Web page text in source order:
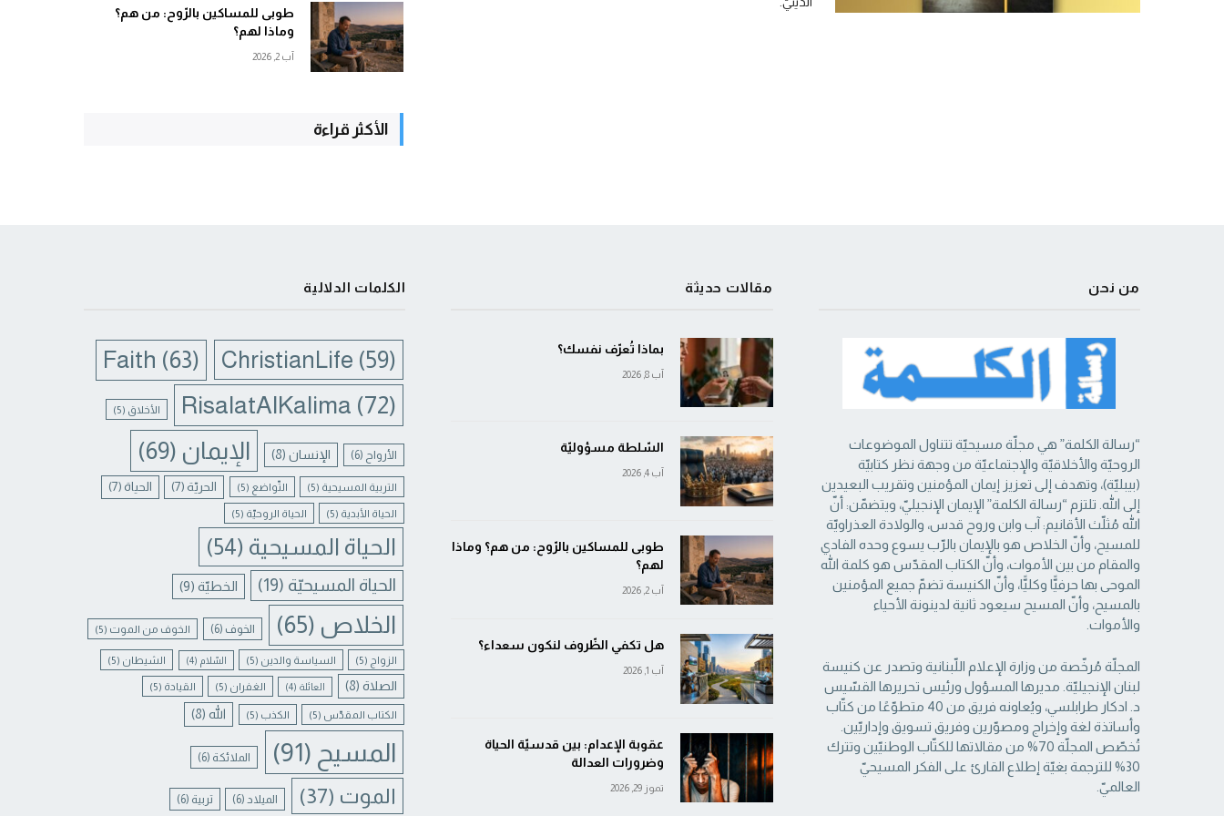
طوبى للمساكين بالرّوح: من هم؟
وماذا لهم؟
آب 2, 2026
الأكثر قراءة
من نحن
“رسالة الكلمة” هي مجلّة مسيحيّة تتناول الموضوعات
الروحيّة والأخلاقيّة والإجتماعيّة من ‏وجهة نظر كتابيّة
(بيبليّة)، وتهدف إلى تعزيز إيمان المؤمنين وتقريب البعيدين
إلى الله. تلتزم “رسالة ‏الكلمة” الإيمان الإنجيليّ، ويتضمّن: أنّ
الله مُثلّث الأقانيم: آب وابن وروح قدس، والولادة العذراويّة
‏للمسيح، وأنّ الخلاص هو بالإيمان بالرّب يسوع وحده الفادي
والمقام من بين الأموات، وأنّ الكتاب ‏المقدّس هو كلمة الله
الموحى بها حرفيًّا وكليًّا، وأنّ الكنيسة تضمّ جميع المؤمنين
بالمسيح، وأنّ المسيح ‏سيعود ثانية لدينونة الأحياء
والأموات. ‏
المجلّة مُرخّصة من وزارة الإعلام اللّبنانية وتصدر عن كنيسة
لبنان الإنجيليّة. مديرها المسؤول ‏ورئيس تحريرها القسّيس
د. ادكار طرابلسي، ويُعاونه فريق من 40 متطوّعًا من كتّاب
وأساتذة لغة ‏وإخراج ومصوّرين وفريق تسويق وإداريّين.
تُخصّص المجلّة 70% من مقالاتها للكتّاب الوطنيّين ‏وتترك
30% للترجمة بغيّة إطلاع القارئ على الفكر المسيحيّ
العالميّ.‏
مقالات حديثة
بماذا تُعرّف نفسك؟
آب 8, 2026
السّلطة مسؤوليّة
آب 4, 2026
طوبى للمساكين بالرّوح: من هم؟ وماذا
لهم؟
آب 2, 2026
هل تكفي الظّروف لنكون سعداء؟
آب 1, 2026
عقوبة الإعدام: بين قدسيّة الحياة
وضرورات العدالة
تموز 29, 2026
الكلمات الدلالية
ChristianLife (59)
Faith (63)
RisalatAlKalima (72) الأخلاق (5)
الأرواح (6) الإنسان(8) الإيمان (69)
التربية المسيحية (5) التّواضع (5) الحريّة (7) الحياة (7)
الحياة الأبدية (5) الحياة الروحيّة (5)
الحياة المسيحية (54)
الحياة المسيحيّة (19) الخطيّة(9)
الخلاص (65) الخوف (6) الخوف من الموت (5)
الزواج (5) السياسة والدين (5) السّلام (4) الشيطان (5)
الصلاة (8) العائلة (4) الغفران (5) القيادة (5)
الكتاب المقدّس (5) الكذب (5) الله(8)
المسيح (91) الملائكة (6)
الموت (37) الميلاد (6) تربية (6)